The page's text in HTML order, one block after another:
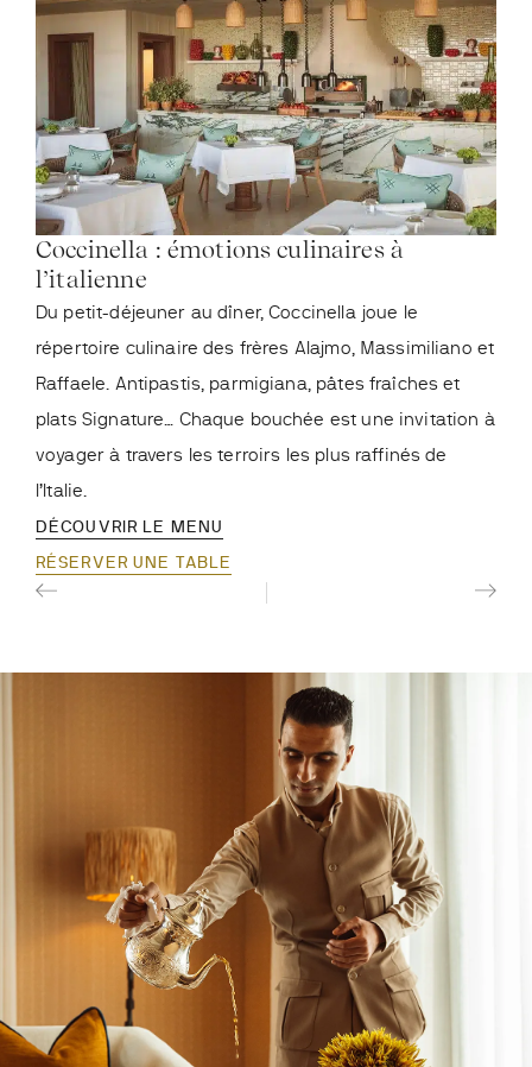
Coccinella : émotions culinaires à
l’italienne
Du petit-déjeuner au dîner, Coccinella joue le
répertoire culinaire des frères Alajmo, Massimiliano et
Raffaele. Antipastis, parmigiana, pâtes fraîches et
plats Signature… Chaque bouchée est une invitation à
voyager à travers les terroirs les plus raffinés de
l’Italie.
DÉCOUVRIR LE MENU
RÉSERVER UNE TABLE